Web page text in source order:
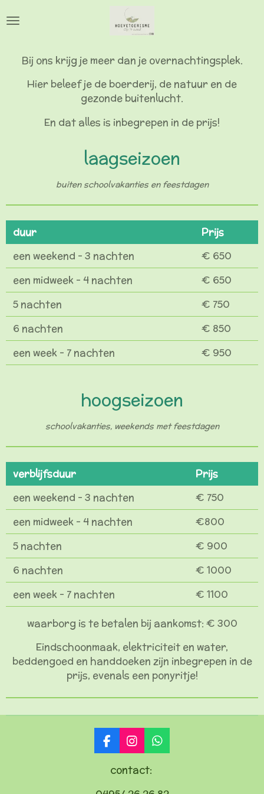
direct
hoofdinhoud
Bij ons krijg je meer dan je overnachtingsplek.
Hier beleef je de boerderij, de natuur en de
gezonde buitenlucht.
En dat alles is inbegrepen in de prijs!
laagseizoen
buiten schoolvakanties en feestdagen
duur
Prijs
een weekend - 3 nachten
€ 650
een midweek - 4 nachten
€ 650
5 nachten
€ 750
6 nachten
€ 850
een week - 7 nachten
€ 950
hoogseizoen
schoolvakanties, weekends met feestdagen
verblijfsduur
Prijs
een weekend - 3 nachten
€ 750
een midweek - 4 nachten
€800
5 nachten
€ 900
6 nachten
€ 1000
een week - 7 nachten
€ 1100
waarborg is te betalen bij aankomst: € 300
Eindschoonmaak, elektriciteit en water,
beddengoed en handdoeken zijn inbegrepen in de
prijs, evenals een ponyritje!
F
a
c
b
I
n
s
t
a
W
h
s
contact: